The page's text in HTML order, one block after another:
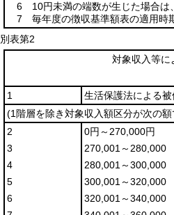
6 10円未満の端数が生じた場合は
7 毎年度の徴収基準額表の適用時
別表第2
対象収入等に
1
生活保護法による
(1階層を除き対象収入額区分が次の
2
0円～270,000円
3
270,001～280,000
4
280,001～300,000
5
300,001～320,000
6
320,001～340,000